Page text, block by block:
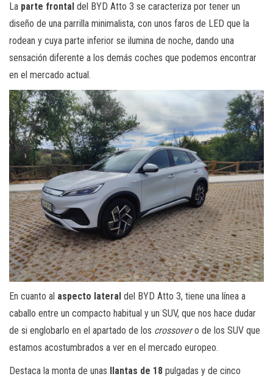
La parte frontal del BYD Atto 3 se caracteriza por tener un
diseño de una parrilla minimalista, con unos faros de LED que la
rodean y cuya parte inferior se ilumina de noche, dando una
sensación diferente a los demás coches que podemos encontrar
en el mercado actual.
En cuanto al aspecto lateral del BYD Atto 3, tiene una línea a
caballo entre un compacto habitual y un SUV, que nos hace dudar
de si englobarlo en el apartado de los crossovero de los SUV que
estamos acostumbrados a ver en el mercado europeo.
Destaca la monta de unas
llantas de 18 pulgadas y de cinco